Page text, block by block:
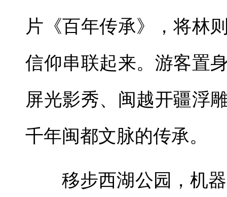
片《百年传承》，将林
信仰串联起来。游客置
屏光影秀、闽越开疆浮
千年闽都文脉的传承。
移步西湖公园，机器